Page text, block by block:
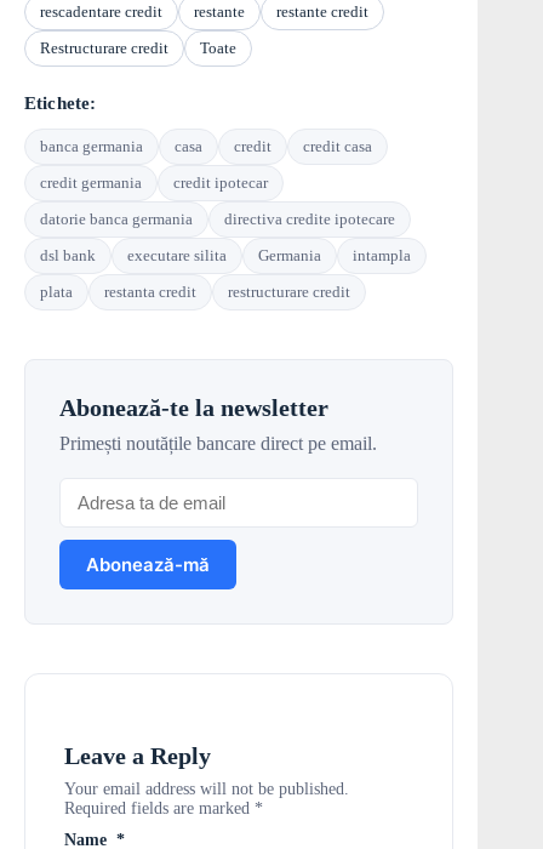
rescadentare credit
restante
restante credit
Restructurare credit
Toate
Etichete:
banca germania casa credit
credit casa
credit germania
credit ipotecar
datorie banca germania
directiva credite ipotecare
dsl bank
executare silita Germania
intampla
plata
restanta credit restructurare credit
Abonează-te la newsletter
Primești noutățile bancare direct pe email.
Leave a Reply
Your email address will not be published.
Required fields are marked *
Name *